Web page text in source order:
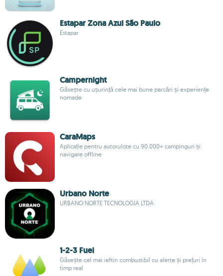
Estapar Zona Azul São Paulo
Estapar
Campernight
Găsește cu ușurință cele mai bune parcări și experiențe
nomade
CaraMaps
Aplicație pentru autorulote cu 90.000+ campinguri și
navigare offline
Urbano Norte
URBANO NORTE TECNOLOGIA LTDA
1-2-3 Fuel
Găsește cel mai ieftin combustibil cu alerte și prețuri în
timp real